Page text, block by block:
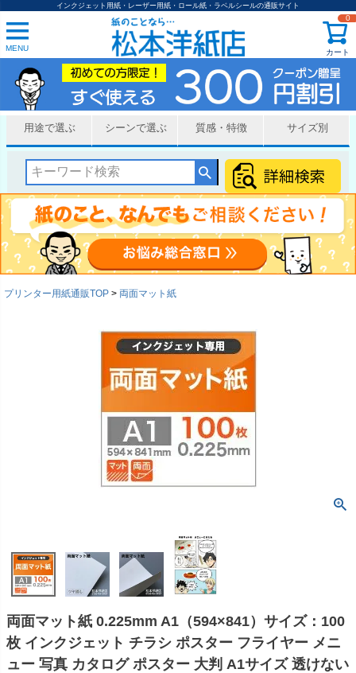
インクジェット用紙・レーザー用紙・ロール紙・ラベルシールの通販サイト
MENU カート
0
用途で選ぶ シーンで選ぶ 質感・特徴 サイズ別
プリンター用紙通販TOP 両面マット紙
両面マット紙 0.225mm A1（594×841）サイズ：100
枚 インクジェット チラシ ポスター フライヤー メニ
ュー 写真 カタログ ポスター 大判 A1サイズ 透けない